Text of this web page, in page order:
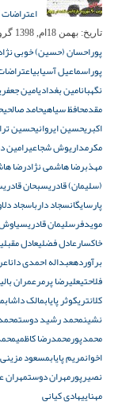
اعتراضات آبان؛ احراز
تاریخ: بهمن 18ام, 1398
پوراحسان (حسین) خوبی
پوراسماعیل آسیابی
نگهبانامین بغدادیامین
مقدمحافظ سیاهیحامد صالحی
اکبریحسین ایروانیحسین
مکرمداریوش شجاعیرامین
مهذبرضا هاشمی نژادرضا
(سلیمان) قادریسبحان قادری
پارسایگانسجاد دارباسجاد
مویدفرسلیمان ‌قادریسیاوش
خاکسارعادل فضلیعادل مقبلی
برآوردهعبداله احمدی دانا
فلاحتیعلیرضا پرمرعمران
کلانتریکوثر پایابمالک داشاب
نشینمحمد رشید دوست
محمدپورمحمدرضا کاظمی
اخوانمریم پایابمسعود مزینی
نصیرپورمهران دوستمهران
مهناییهادی کیانی